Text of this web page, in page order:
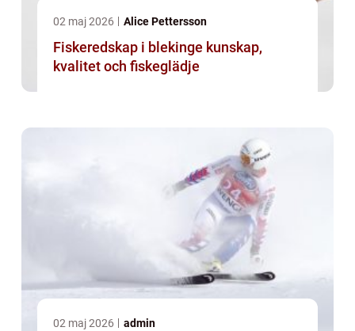
02 maj 2026 Alice Pettersson
Fiskeredskap i blekinge kunskap,
kvalitet och fiskeglädje
02 maj 2026 admin